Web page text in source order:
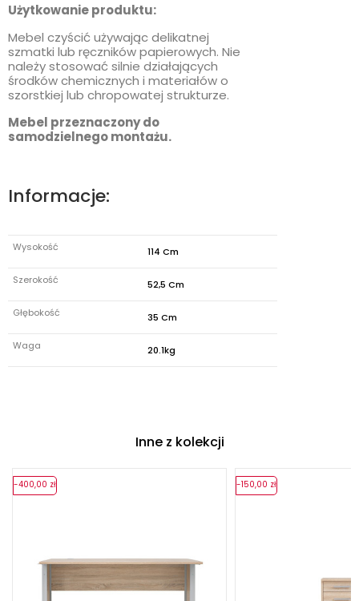
Użytkowanie produktu:
Mebel czyścić używając delikatnej
szmatki lub ręczników papierowych. Nie
należy stosować silnie działających
środków chemicznych i materiałów o
szorstkiej lub chropowatej strukturze.
Mebel przeznaczony do
samodzielnego montażu.
Informacje:
Wysokość 114 Cm
Szerokość 52,5 Cm
Głębokość 35 Cm
Waga 20.1kg
Inne z kolekcji
-400,00 zł -150,00 zł